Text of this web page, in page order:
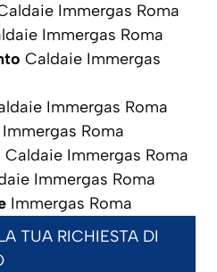
Immergas Roma
Immergas Roma
Caldaie Immergas
Immergas Roma
Roma
Caldaie Immergas Roma
Immergas Roma
Immergas Roma
TUA RICHIESTA DI